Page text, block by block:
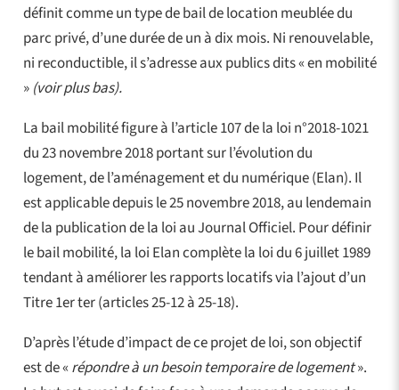
définit comme un type de bail de location meublée du
parc privé, d’une durée de un à dix mois. Ni renouvelable,
ni reconductible, il s’adresse aux publics dits « en mobilité
»(voir plus bas).
La bail mobilité figure à l’article 107 de la loi n°2018-1021
du 23 novembre 2018 portant sur l’évolution du
logement, de l’aménagement et du numérique (Elan). Il
est applicable depuis le 25 novembre 2018, au lendemain
de la publication de la loi au Journal Officiel. Pour définir
le bail mobilité, la loi Elan complète la loi du 6 juillet 1989
tendant à améliorer les rapports locatifs via l’ajout d’un
Titre 1er ter (articles 25-12 à 25-18).
D’après l’étude d’impact de ce projet de loi, son objectif
est de «répondre à un besoin temporaire de logement».